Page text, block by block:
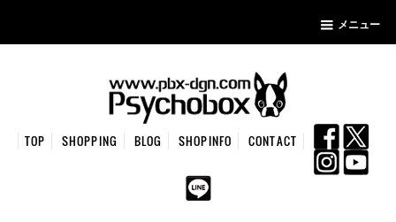
メニュー
TOP SHOPPING BLOG SHOPINFO CONTACT